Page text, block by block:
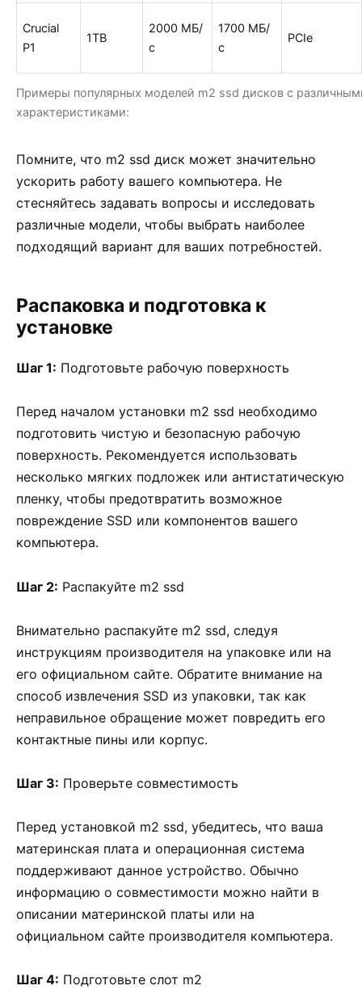
Примеры популярных моделей m2 ssd дисков с
характеристиками:
Crucial
P1
1TB
2000 МБ/
с
1700 МБ/
с
PCIe
Помните, что m2 ssd диск может значительно
ускорить работу вашего компьютера. Не
стесняйтесь задавать вопросы и исследовать
различные модели, чтобы выбрать наиболее
подходящий вариант для ваших потребностей.
Распаковка и подготовка к
установке
Шаг 1: Подготовьте рабочую поверхность
Перед началом установки m2 ssd необходимо
подготовить чистую и безопасную рабочую
поверхность. Рекомендуется использовать
несколько мягких подложек или антистатическую
пленку, чтобы предотвратить возможное
повреждение SSD или компонентов вашего
компьютера.
Шаг 2: Распакуйте m2 ssd
Внимательно распакуйте m2 ssd, следуя
инструкциям производителя на упаковке или на
его официальном сайте. Обратите внимание на
способ извлечения SSD из упаковки, так как
неправильное обращение может повредить его
контактные пины или корпус.
Шаг 3: Проверьте совместимость
Перед установкой m2 ssd, убедитесь, что ваша
материнская плата и операционная система
поддерживают данное устройство. Обычно
информацию о совместимости можно найти в
описании материнской платы или на
официальном сайте производителя компьютера.
Шаг 4: Подготовьте слот m2